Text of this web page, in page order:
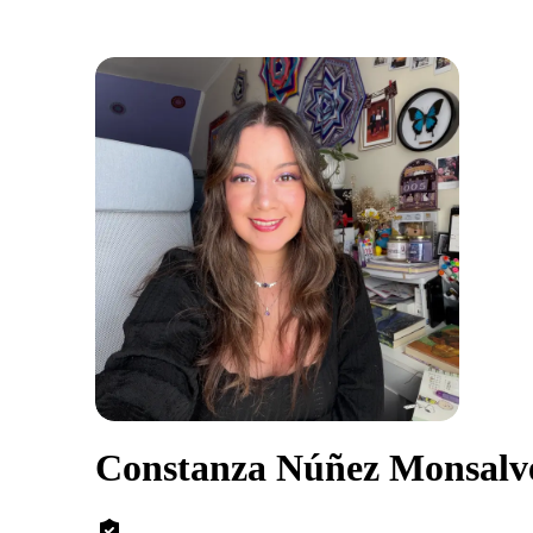
Constanza Núñez